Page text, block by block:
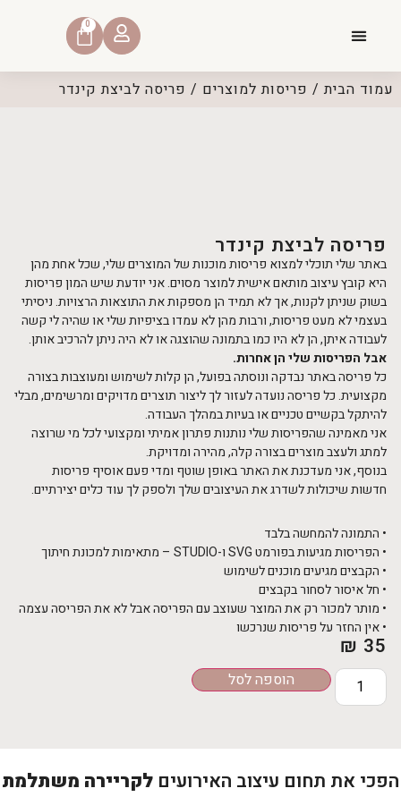
0
עמוד הבית/ פריסות למוצרים / פריסה לביצת קינדר
פריסה לביצת קינדר
באתר שלי תוכלי למצוא פריסות מוכנות של המוצרים שלי, שכל אחת מהן
היא קובץ עיצוב מותאם אישית למוצר מסוים. אני יודעת שיש המון פריסות
בשוק שניתן לקנות, אך לא תמיד הן מספקות את התוצאות הרצויות. ניסיתי
בעצמי לא מעט פריסות, ורבות מהן לא עמדו בציפיות שלי או שהיה לי קשה
לעבודה איתן, הן לא היו כמו בתמונה שהוצגה או לא היה ניתן להרכיב אותן.
אבל הפריסות שלי הן אחרות.
כל פריסה באתר נבדקה ונוסתה בפועל, הן קלות לשימוש ומעוצבות בצורה
מקצועית. כל פריסה נועדה לעזור לך ליצור תוצרים מדויקים ומרשימים, מבלי
להיתקל בקשיים טכניים או בעיות במהלך העבודה.
אני מאמינה שהפריסות שלי נותנות פתרון אמיתי ומקצועי לכל מי שרוצה
למתג ולעצב מוצרים בצורה קלה, מהירה ומדויקת.
בנוסף, אני מעדכנת את האתר באופן שוטף ומדי פעם אוסיף פריסות
חדשות שיכולות לשדרג את העיצובים שלך ולספק לך עוד כלים יצירתיים.
• התמונה להמחשה בלבד
• הפריסות מגיעות בפורמט SVG ו-STUDIO – מתאימות למכונת חיתוך
• הקבצים מגיעים מוכנים לשימוש
• חל איסור לסחור בקבצים
• מותר למכור רק את המוצר שעוצב עם הפריסה אבל לא את הפריסה עצמה
• אין החזר על פריסות שנרכשו
₪ 35
הוספה לסל
הפכי את תחום עיצוב האירועים לקריירה משתלמת